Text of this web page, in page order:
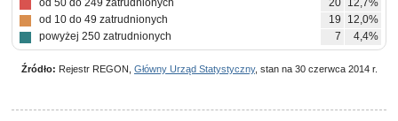
od 50 do 249 zatrudnionych
20 12,7%
od 10 do 49 zatrudnionych
19
12,0%
powyżej 250 zatrudnionych
7 4,4%
Źródło: Rejestr REGON, Główny Urząd Statystyczny, stan na 30 czerwca 2014 r.